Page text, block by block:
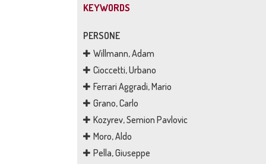
KEYWORDS
PERSONE
Willmann, Adam
Cioccetti, Urbano
Ferrari Aggradi, Mario
Grano, Carlo
Kozyrev, Semion Pavlovic
Moro, Aldo
Pella, Giuseppe